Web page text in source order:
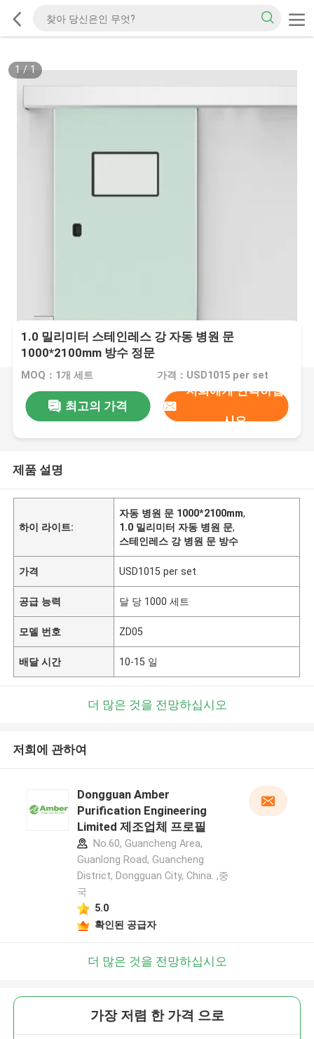
1 / 1
1.0 밀리미터 스테인레스 강 자동 병원 문
1000*2100mm 방수 정문
MOQ：1개 세트 가격：USD1015 per set
최고의 가격
저희에게 연락하십
시오
제품 설명
하이 라이트:
자동 병원 문 1000*2100mm,
1.0 밀리미터 자동 병원 문,
스테인레스 강 병원 문 방수
가격 USD1015 per set
공급 능력 달 당 1000 세트
모델 번호 ZD05
배달 시간 10-15 일
더 많은 것을 전망하십시오
저희에 관하여
Dongguan Amber
Purification Engineering
Limited 제조업체 프로필
No.60, Guancheng Area,
Guanlong Road, Guancheng
District, Dongguan City, China. ,중
국
5.0
확인된 공급자
더 많은 것을 전망하십시오
가장 저렴 한 가격 으로